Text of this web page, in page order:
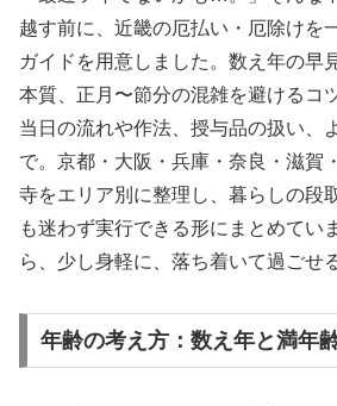
越す前に、近畿の厄払い・厄除けを
ガイドを用意しました。数え年の早
本質、正月〜節分の混雑を避けるコ
当日の流れや作法、授与品の扱い、
で。京都・大阪・兵庫・奈良・滋賀
寺をエリア別に整理し、暮らしの段
も迷わず実行できる形にまとめてい
ら、少し身軽に、落ち着いて過ごせ
年齢の考え方：数え年と満年